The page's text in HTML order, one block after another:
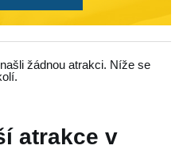
žádnou atrakci. Níže se
atrakce v